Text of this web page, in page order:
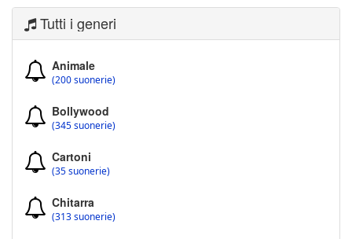
Tutti i generi
Animale
(200 suonerie)
Bollywood
(345 suonerie)
Cartoni
(35 suonerie)
Chitarra
(313 suonerie)